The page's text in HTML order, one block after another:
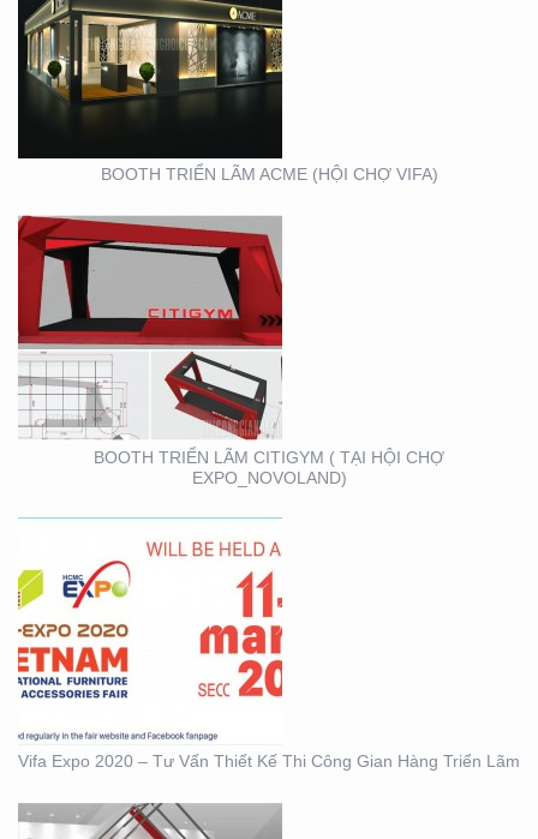
BOOTH TRIỂN LÃM ACME (HỘI CHỢ VIFA)
BOOTH TRIỂN LÃM
CITIGYM ( TẠI HỘI CHỢ
EXPO_NOVOLAND)
BOOTH TRIỂN LÃM CITIGYM ( TẠI HỘI CHỢ
EXPO_NOVOLAND)
VIFA EXPO 2020 – TƯ
VẤN THIẾT KẾ THI
CÔNG GIAN HÀNG
TRIỂN LÃM
Vifa Expo 2020 – Tư Vấn Thiết Kế Thi Công Gian Hàng Triển Lãm
BOOTH KIM NGƯU
(TARUJO) – TRIỂN
LÃMVIỆT BUILD 12-2019